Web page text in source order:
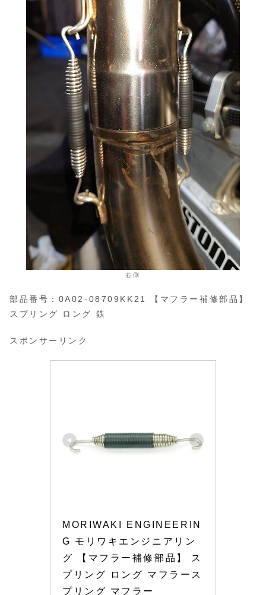
右側
部品番号：0A02-08709KK21 【マフラー補修部品】
スプリング ロング 鉄
スポンサーリンク
MORIWAKI ENGINEERIN
G モリワキエンジニアリン
グ 【マフラー補修部品】 ス
プリング ロング マフラース
プリング マフラー